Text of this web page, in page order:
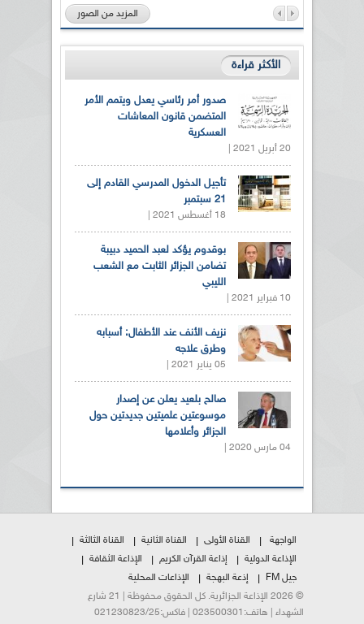
المزيد من الصور
الأكثر قراءة
صدور أمر رئاسي يعدل ويتمم الأمر
المتضمن قانون المعاشات
العسكرية
20 أبريل 2021 |
تأجيل الدخول المدرسي القادم إلى
21 سبتمبر
18 أغسطس 2021 |
بوقدوم يؤكد لعبد الحميد دبيبة
تضامن الجزائر الثابت مع الشعب
الليبي
10 فبراير 2021 |
نزيف الأنف عند الأطفال: أسبابه
وطرق علاجه
05 يناير 2021 |
صالح بلعيد يعلن عن إصدار
موسوعتين علميتين جديدتين حول
الجزائر وأعلامها
04 مارس 2020 |
الواجهة القناة الأولى القناة الثانية
القناة الثالثة
الإذاعة الدولية
إذاعة القرآن الكريم
الإذاعة الثقافة
جيل FM
إذعة البهجة
الإذاعات المحلية
© 2026 الإذاعة الجزائرية. كل الحقوق محفوظة | 21 شارع
الشهداء | هاتف:023500301 | فاكس:021230823/25